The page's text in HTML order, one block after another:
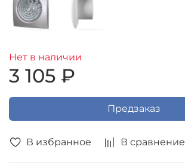
В избранное В сравнение
Нет в наличии
3 105 ₽
Предзаказ